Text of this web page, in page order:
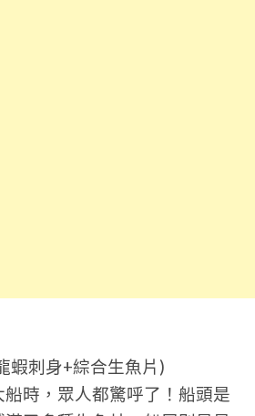
蝦刺身+綜合生魚片 )
時，眾人都驚呼了！船頭是